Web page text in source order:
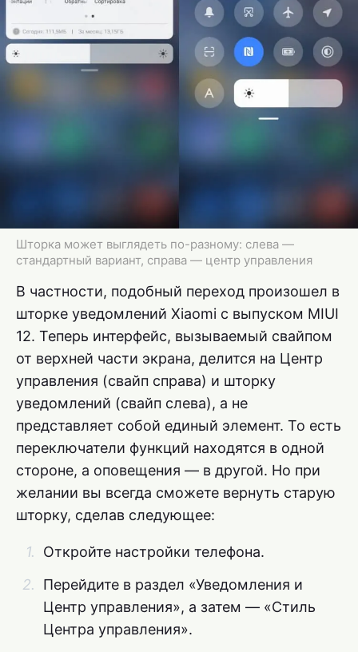
Шторка может выглядеть по-разному: слева —
стандартный вариант, справа — центр управления
В частности, подобный переход произошел в
шторке уведомлений Xiaomi с выпуском MIUI
12. Теперь интерфейс, вызываемый свайпом
от верхней части экрана, делится на Центр
управления (свайп справа) и шторку
уведомлений (свайп слева), а не
представляет собой единый элемент. То есть
переключатели функций находятся в одной
стороне, а оповещения — в другой. Но при
желании вы всегда сможете вернуть старую
шторку, сделав следующее:
Откройте настройки телефона.
Перейдите в раздел «Уведомления и
Центр управления», а затем — «Стиль
Центра управления».